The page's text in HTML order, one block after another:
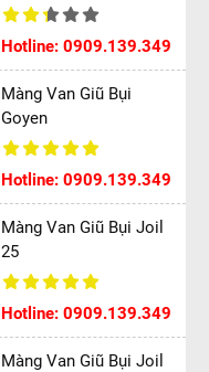
Hotline: 0909.139.349
Màng Van Giũ Bụi
Goyen
Hotline: 0909.139.349
Màng Van Giũ Bụi Joil
25
Hotline: 0909.139.349
Màng Van Giũ Bụi Joil